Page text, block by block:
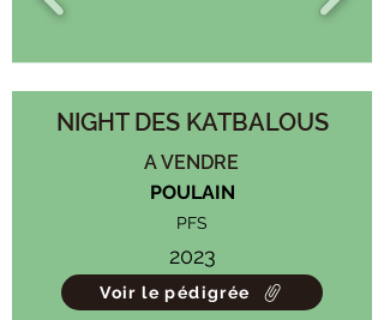
NIGHT DES KATBALOUS
A VENDRE
POULAIN
PFS
2023
Voir le pédigrée